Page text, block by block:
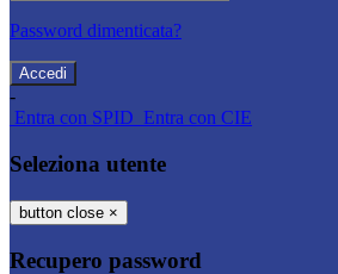
Password dimenticata?
-
Entra con SPID Entra con CIE
Seleziona utente
button close ×
Recupero password